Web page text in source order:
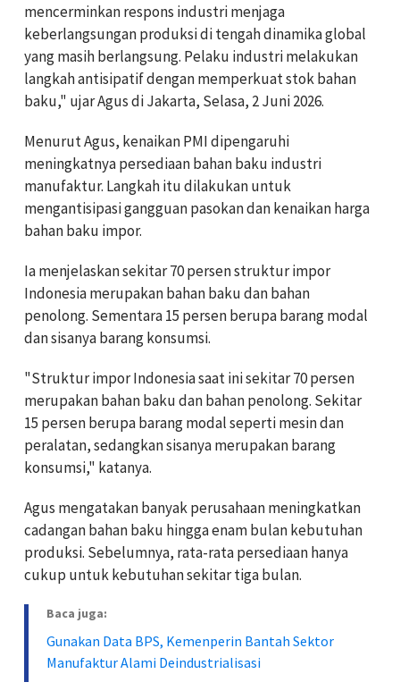
mencerminkan respons industri menjaga
keberlangsungan produksi di tengah dinamika global
yang masih berlangsung. Pelaku industri melakukan
langkah antisipatif dengan memperkuat stok bahan
baku," ujar Agus di Jakarta, Selasa, 2 Juni 2026.
Menurut Agus, kenaikan PMI dipengaruhi
meningkatnya persediaan bahan baku industri
manufaktur. Langkah itu dilakukan untuk
mengantisipasi gangguan pasokan dan kenaikan harga
bahan baku impor.
Ia menjelaskan sekitar 70 persen struktur impor
Indonesia merupakan bahan baku dan bahan
penolong. Sementara 15 persen berupa barang modal
dan sisanya barang konsumsi.
"Struktur impor Indonesia saat ini sekitar 70 persen
merupakan bahan baku dan bahan penolong. Sekitar
15 persen berupa barang modal seperti mesin dan
peralatan, sedangkan sisanya merupakan barang
konsumsi," katanya.
Agus mengatakan banyak perusahaan meningkatkan
cadangan bahan baku hingga enam bulan kebutuhan
produksi. Sebelumnya, rata-rata persediaan hanya
cukup untuk kebutuhan sekitar tiga bulan.
Baca juga:
Gunakan Data BPS, Kemenperin Bantah Sektor
Manufaktur Alami Deindustrialisasi